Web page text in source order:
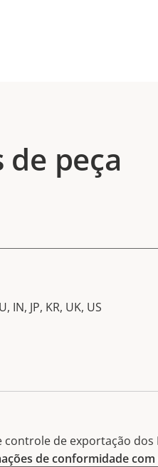
peça
IN, JP, KR, UK, US
de exportação dos
de conformidade